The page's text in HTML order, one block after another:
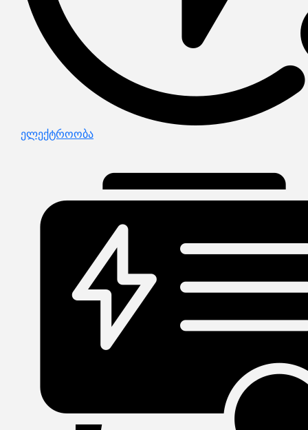
ელექტროობა